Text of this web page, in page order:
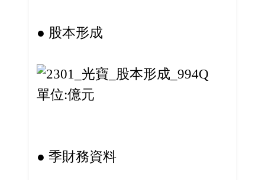
● 股本形成
單位:億元
● 季財務資料